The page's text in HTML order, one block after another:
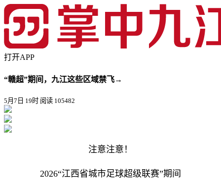
打开APP
“赣超”期间，九江这些区域禁飞→
5月7日 19时 阅读 105482
注意注意！
2026“江西省城市足球超级联赛”期间